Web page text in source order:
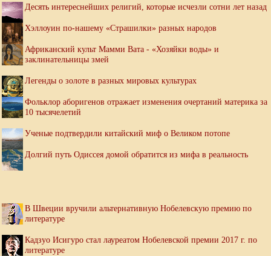
Десять интереснейших религий, которые исчезли сотни лет назад
Хэллоуин по-нашему «Страшилки» разных народов
Африканский культ Мамми Вата - «Хозяйки воды» и
заклинательницы змей
Легенды о золоте в разных мировых культурах
Фольклор аборигенов отражает изменения очертаний материка за
10 тысячелетий
Ученые подтвердили китайский миф о Великом потопе
Долгий путь Одиссея домой обратится из мифа в реальность
В Швеции вручили альтернативную Нобелевскую премию по
литературе
Кадзуо Исигуро стал лауреатом Нобелевской премии 2017 г. по
литературе